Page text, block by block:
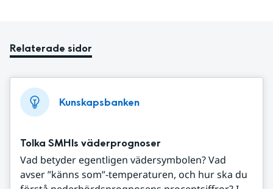
Relaterade sidor
Kunskapsbanken
Tolka SMHIs väderprognoser
Vad betyder egentligen vädersymbolen? Vad
avser ”känns som”-temperaturen, och hur ska du